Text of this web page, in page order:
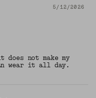
5/12/2026
not make my
wear it all day.